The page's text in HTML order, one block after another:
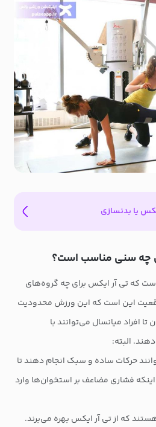
یا بدنسازی
چه سنی مناسب است؟
که تی آر ایکس برای چه گروه‌های
این است که این ورزش محدودیت
افراد میانسال می‌توانند با
البته:
حرکات ساده و سبک انجام دهند تا
فشاری مضاعف بر استخوان‌ها وارد
که از تی آر ایکس بهره می‌برند.